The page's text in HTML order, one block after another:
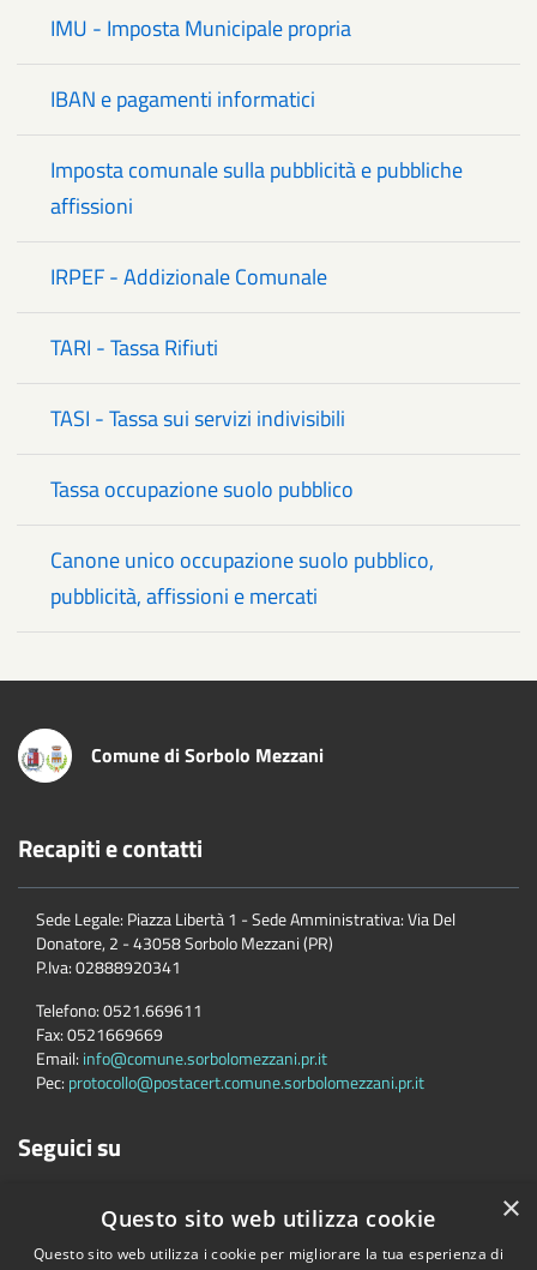
IMU - Imposta Municipale propria
IBAN e pagamenti informatici
Imposta comunale sulla pubblicità e pubbliche
affissioni
IRPEF - Addizionale Comunale
TARI - Tassa Rifiuti
TASI - Tassa sui servizi indivisibili
Tassa occupazione suolo pubblico
Canone unico occupazione suolo pubblico,
pubblicità, affissioni e mercati
Comune di Sorbolo Mezzani
Recapiti e contatti
Sede Legale: Piazza Libertà 1 - Sede Amministrativa: Via Del
Donatore, 2 - 43058 Sorbolo Mezzani (PR)
P.Iva:02888920341
Telefono:0521.669611
Fax:0521669669
Email: info@comune.sorbolomezzani.pr.it
Pec: protocollo@postacert.comune.sorbolomezzani.pr.it
Seguici su
×
Questo sito web utilizza cookie
Questo sito web utilizza i cookie per migliorare la tua esperienza di